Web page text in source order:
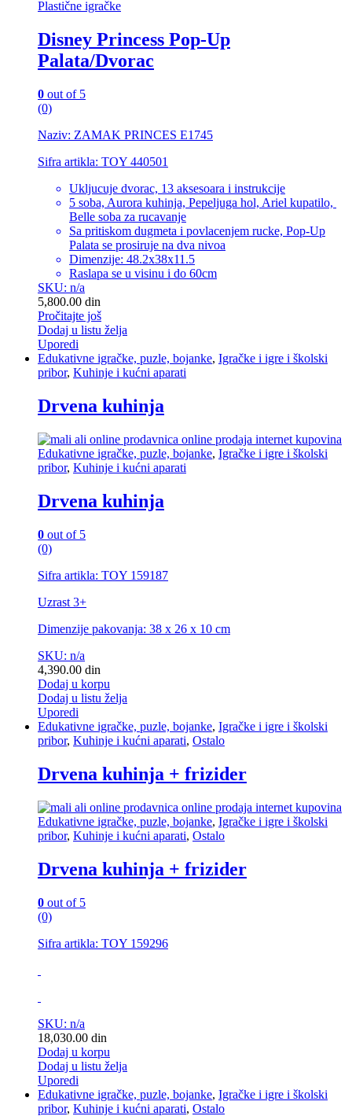
Plastične igračke
Disney Princess Pop-Up
Palata/Dvorac
0 out of 5
(0)
Naziv: ZAMAK PRINCES E1745
Sifra artikla: TOY 440501
Ukljucuje dvorac, 13 aksesoara i instrukcije
5 soba, Aurora kuhinja, Pepeljuga hol, Ariel kupatilo,
Belle soba za rucavanje
Sa pritiskom dugmeta i povlacenjem rucke, Pop-Up
Palata se prosiruje na dva nivoa
Dimenzije: 48.2x38x11.5
Raslapa se u visinu i do 60cm
SKU: n/a
5,800.00 din
Pročitajte još
Dodaj u listu želja
Uporedi
Edukativne igračke, puzle, bojanke, Igračke i igre i školski
pribor, Kuhinje i kućni aparati
Drvena kuhinja
Edukativne igračke, puzle, bojanke, Igračke i igre i školski
pribor, Kuhinje i kućni aparati
Drvena kuhinja
0 out of 5
(0)
Sifra artikla: TOY 159187
Uzrast 3+
Dimenzije pakovanja: 38 x 26 x 10 cm
SKU: n/a
4,390.00 din
Dodaj u korpu
Dodaj u listu želja
Uporedi
Edukativne igračke, puzle, bojanke, Igračke i igre i školski
pribor, Kuhinje i kućni aparati, Ostalo
Drvena kuhinja + frizider
Edukativne igračke, puzle, bojanke, Igračke i igre i školski
pribor, Kuhinje i kućni aparati, Ostalo
Drvena kuhinja + frizider
0 out of 5
(0)
Sifra artikla: TOY 159296
SKU: n/a
18,030.00 din
Dodaj u korpu
Dodaj u listu želja
Uporedi
Edukativne igračke, puzle, bojanke, Igračke i igre i školski
pribor, Kuhinje i kućni aparati, Ostalo